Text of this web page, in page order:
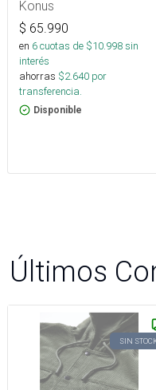
Konus
$ 65.990
en 6cuotas de $10.998sin
interés
ahorras $2.640 por
transferencia.
Disponible
Últimos
SIN